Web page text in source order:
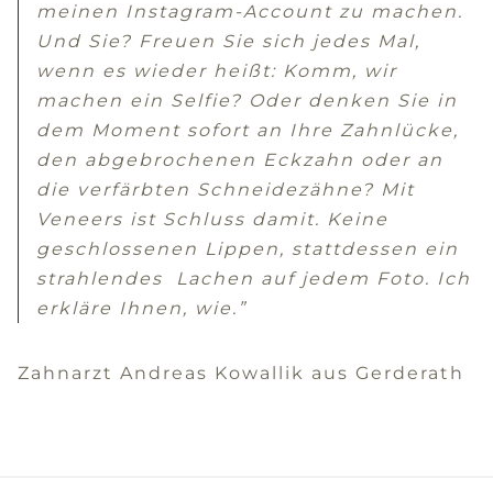
meinen Instagram-Account zu machen.
Und Sie? Freuen Sie sich jedes Mal,
wenn es wieder heißt: Komm, wir
machen ein Selfie? Oder denken Sie in
dem Moment sofort an Ihre Zahnlücke,
den abgebrochenen Eckzahn oder an
die verfärbten Schneidezähne? Mit
Veneers ist Schluss damit. Keine
geschlossenen Lippen, stattdessen ein
strahlendes Lachen auf jedem Foto. Ich
erkläre Ihnen, wie.”
Zahnarzt Andreas Kowallik aus Gerderath